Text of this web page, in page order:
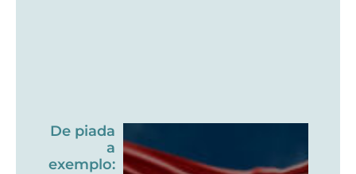
De piada
a
exemplo: